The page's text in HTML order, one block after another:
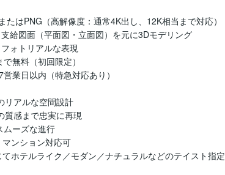
リアルな空間設計
質感まで忠実に再現
ムーズな進行
マンション対応可
てホテルライク／モダン／ナチュラルなどのテイスト指